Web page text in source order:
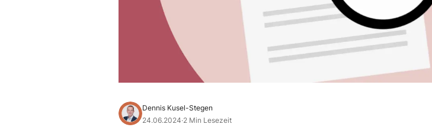
Dennis Kusel-Stegen
24.06.2024·2 Min Lesezeit